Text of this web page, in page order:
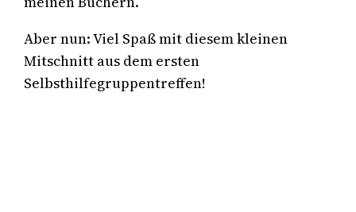
Aber nun: Viel Spaß mit diesem kleinen
Mitschnitt aus dem ersten
Selbsthilfegruppentreffen!